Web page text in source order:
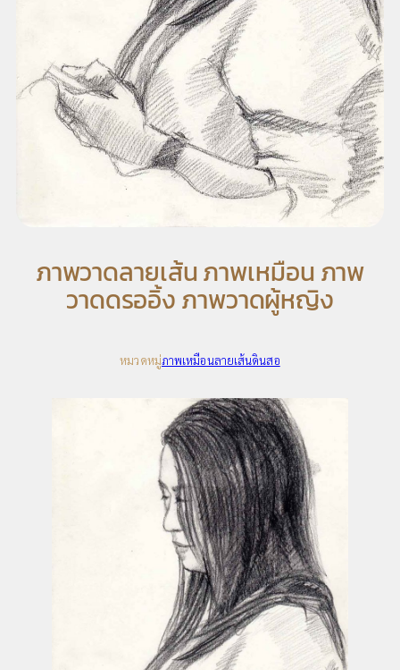
ภาพวาดลายเส้น ภาพเหมือน ภาพ
วาดดรออิ้ง ภาพวาดผู้หญิง
หมวดหมู่ภาพเหมือนลายเส้นดินสอ